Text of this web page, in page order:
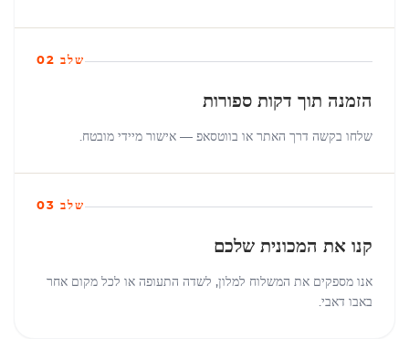
שלב 02
הזמנה תוך דקות ספורות
שלחו בקשה דרך האתר או בווטסאפ — אישור מיידי מובטח.
שלב 03
קנו את המכונית שלכם
אנו מספקים את המשלוח למלון, לשדה התעופה או לכל מקום אחר
באבו דאבי.